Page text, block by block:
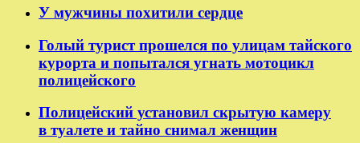
У мужчины похитили сердце
Голый турист прошелся по улицам тайского
курорта и попытался угнать мотоцикл
полицейского
Полицейский установил скрытую камеру
в туалете и тайно снимал женщин